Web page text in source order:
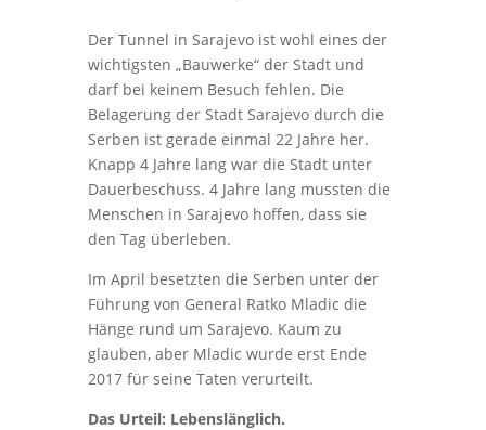
Der Tunnel in Sarajevo ist wohl eines der
wichtigsten „Bauwerke“ der Stadt und
darf bei keinem Besuch fehlen. Die
Belagerung der Stadt Sarajevo durch die
Serben ist gerade einmal 22 Jahre her.
Knapp 4 Jahre lang war die Stadt unter
Dauerbeschuss. 4 Jahre lang mussten die
Menschen in Sarajevo hoffen, dass sie
den Tag überleben.
Im April besetzten die Serben unter der
Führung von General Ratko Mladic die
Hänge rund um Sarajevo. Kaum zu
glauben, aber Mladic wurde erst Ende
2017 für seine Taten verurteilt.
Das Urteil: Lebenslänglich.